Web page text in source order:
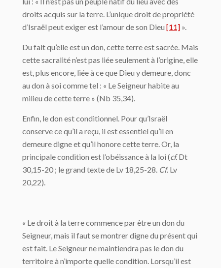
droits acquis sur la terre. L’unique droit de propriété
d’Israël peut exiger est l’amour de son Dieu [11] ».
Du fait qu’elle est un don, cette terre est sacrée. Mais
cette sacralité n’est pas liée seulement à l’origine, elle
est, plus encore, liée à ce que Dieu y demeure, donc
au don à soi comme tel : « Le Seigneur habite au
milieu de cette terre » (Nb 35,34).
Enfin, le don est conditionnel. Pour qu’Israël
conserve ce qu’il a reçu, il est essentiel qu’il en
demeure digne et qu’il honore cette terre. Or, la
principale condition est l’obéissance à la loi (cf.Dt
30,15-20 ; le grand texte de Lv 18,25-28. Cf. Lv
20,22).
« Le droit à la terre commence par être un don du
Seigneur, mais il faut se montrer digne du présent qui
est fait. Le Seigneur ne maintiendra pas le don du
territoire à n’importe quelle condition. Lorsqu’il est